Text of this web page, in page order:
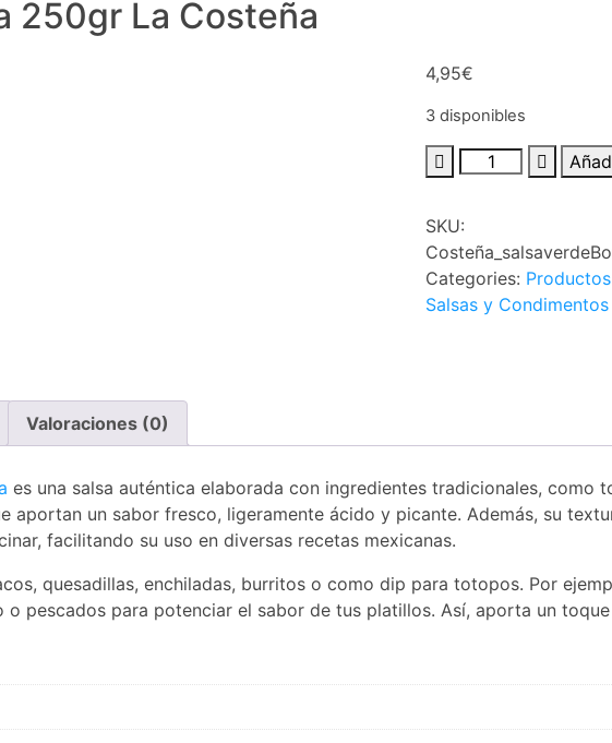
250gr La Costeña
4,95€
3 disponibles
Salsa
Verde
250gr
La
Costeña
cantidad
SKU:
Categories:
Salsas y Condimentos
Valoraciones (0)
es una salsa auténtica elaborada con ingredientes tradicionales, como
aportan un sabor fresco, ligeramente ácido y picante. Además, su
facilitando su uso en diversas recetas mexicanas.
quesadillas, enchiladas, burritos o como dip para totopos. Por
pescados para potenciar el sabor de tus platillos. Así, aporta un